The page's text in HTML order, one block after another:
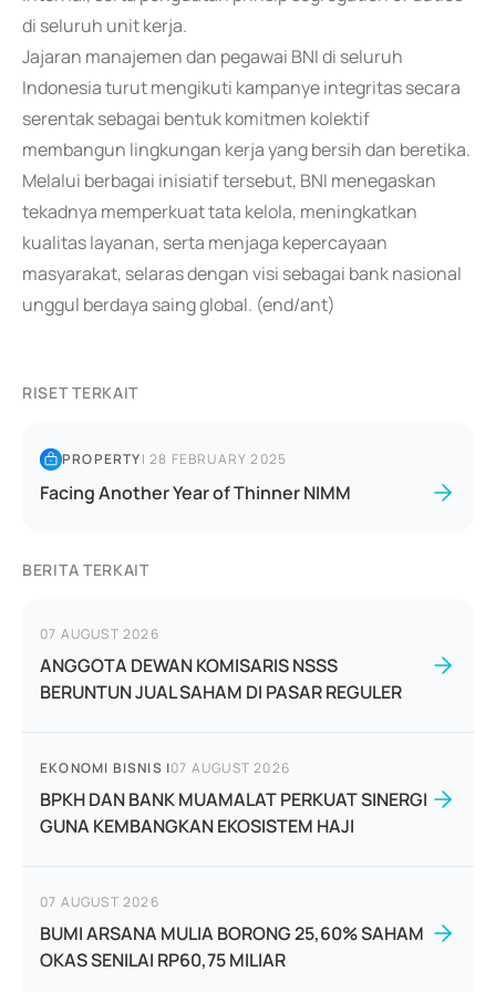
di seluruh unit kerja.
Jajaran manajemen dan pegawai BNI di seluruh
Indonesia turut mengikuti kampanye integritas secara
serentak sebagai bentuk komitmen kolektif
membangun lingkungan kerja yang bersih dan beretika.
Melalui berbagai inisiatif tersebut, BNI menegaskan
tekadnya memperkuat tata kelola, meningkatkan
kualitas layanan, serta menjaga kepercayaan
masyarakat, selaras dengan visi sebagai bank nasional
unggul berdaya saing global. (end/ant)
RISET TERKAIT
PROPERTY|28 FEBRUARY 2025
Facing Another Year of Thinner NIMM
BERITA TERKAIT
07 AUGUST 2026
ANGGOTA DEWAN KOMISARIS NSSS
BERUNTUN JUAL SAHAM DI PASAR REGULER
EKONOMI BISNIS |07 AUGUST 2026
BPKH DAN BANK MUAMALAT PERKUAT SINERGI
GUNA KEMBANGKAN EKOSISTEM HAJI
07 AUGUST 2026
BUMI ARSANA MULIA BORONG 25,60% SAHAM
OKAS SENILAI RP60,75 MILIAR